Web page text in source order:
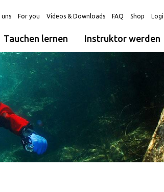
uns For you Videos & Downloads FAQ Shop
Tauchen lernen Instruktor werden